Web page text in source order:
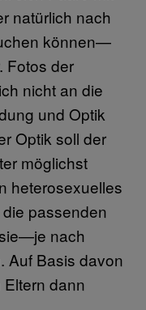
natürlich nach
können—
Fotos der
nicht an die
und Optik
Optik soll der
möglichst
heterosexuelles
passenden
nach
Auf Basis davon
dann